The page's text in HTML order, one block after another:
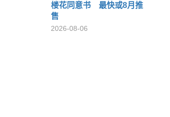
楼花同意书 最快或8月推
售
2026-08-06